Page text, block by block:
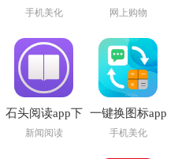
卓仿苹果app
手机美化
下载
网上购物
石头阅读app下
载2026
新闻阅读
一键换图标app
手机美化